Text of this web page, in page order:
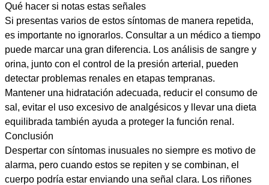
Qué hacer si notas estas señales
Si presentas varios de estos síntomas de manera repetida,
es importante no ignorarlos. Consultar a un médico a tiempo
puede marcar una gran diferencia. Los análisis de sangre y
orina, junto con el control de la presión arterial, pueden
detectar problemas renales en etapas tempranas.
Mantener una hidratación adecuada, reducir el consumo de
sal, evitar el uso excesivo de analgésicos y llevar una dieta
equilibrada también ayuda a proteger la función renal.
Conclusión
Despertar con síntomas inusuales no siempre es motivo de
alarma, pero cuando estos se repiten y se combinan, el
cuerpo podría estar enviando una señal clara. Los riñones